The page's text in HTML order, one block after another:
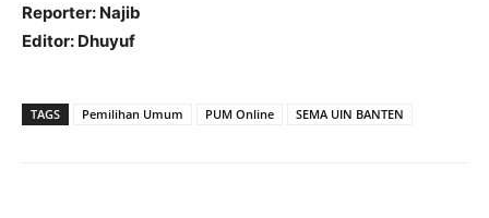
Reporter: Najib
Editor: Dhuyuf
TAGS Pemilihan Umum PUM Online SEMA UIN BANTEN